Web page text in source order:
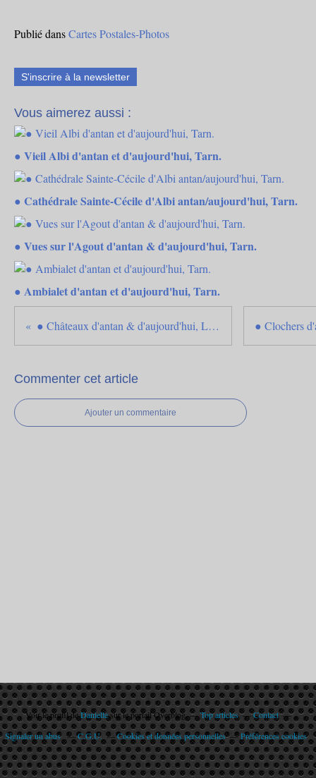
Publié dansCartes Postales-Photos
S'inscrire à la newsletter
Vous aimerez aussi :
● Vieil Albi d'antan et d'aujourd'hui, Tarn.
● Cathédrale Sainte-Cécile d'Albi antan/aujourd'hui, Tarn.
● Vues sur l'Agout d'antan & d'aujourd'hui, Tarn.
● Ambialet d'antan et d'aujourd'hui, Tarn.
● Châteaux d'antan & d'aujourd'hui, Lauragais, Hte Garonne.
Commenter cet article
Ajouter un commentaire
Voir le profil deDaniellesur le portail Overblog Top articles
Contact
Signaler un abus
C.G.U. Cookies et données personnelles Préférences cookies